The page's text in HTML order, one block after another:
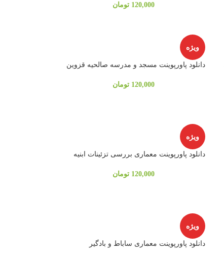
120,000 تومان
ویژه
دانلود پاورپوینت مسجد و مدرسه صالحیه قزوین
120,000 تومان
ویژه
دانلود پاورپوینت معماری بررسی تزئینات ابنیه
120,000 تومان
ویژه
دانلود پاورپوینت معماری ساباط و بادگیر